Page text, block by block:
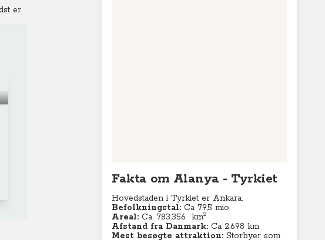
er
Fakta om Alanya - Tyrkiet
Hovedstaden i Tyrkiet er Ankara.
Befolkningstal: Ca 79,5 mio.
Areal:Ca. 783.356 km2
Afstand fra Danmark: Ca 2.698 km
Mest besøgte attraktion: Storbyer som